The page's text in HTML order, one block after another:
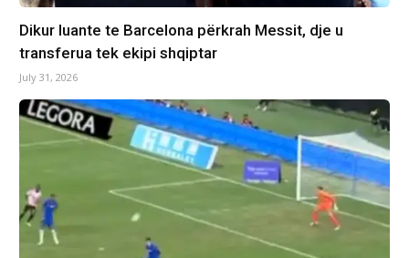
Dikur luante te Barcelona përkrah Messit, dje u
transferua tek ekipi shqiptar
July 31, 2026